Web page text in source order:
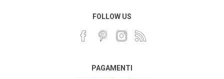
FOLLOW US
PAGAMENTI